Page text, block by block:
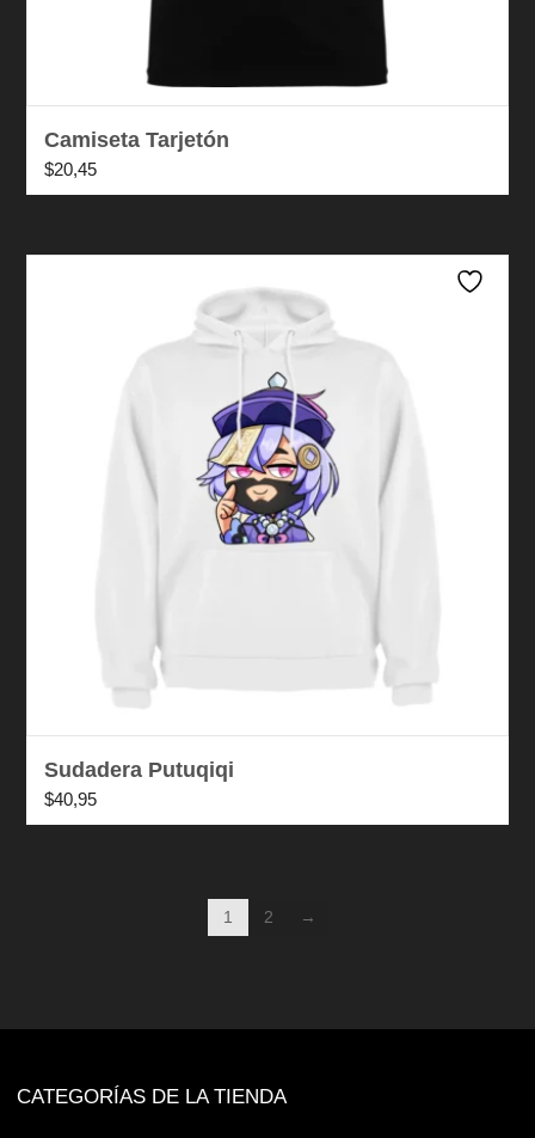
Camiseta Tarjetón
$20,45
Sudadera Putuqiqi
$40,95
1 2 →
CATEGORÍAS DE LA TIENDA